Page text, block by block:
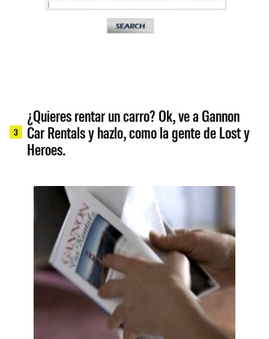
3
¿Quieres rentar un carro? Ok, ve a Gannon
Car Rentals y hazlo, como la gente de Lost y
Heroes.